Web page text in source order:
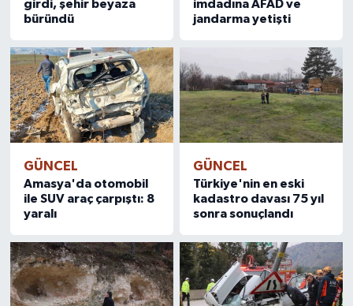
girdi, şehir beyaza
büründü
imdadına AFAD ve
jandarma yetişti
GÜNCEL
Amasya'da otomobil
ile SUV araç çarpıştı: 8
yaralı
GÜNCEL
Türkiye'nin en eski
kadastro davası 75 yıl
sonra sonuçlandı